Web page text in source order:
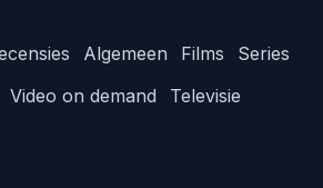
Algemeen Films
Series
Video on demand
Televisie